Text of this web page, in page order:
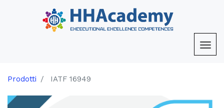
Prodotti IATF 16949